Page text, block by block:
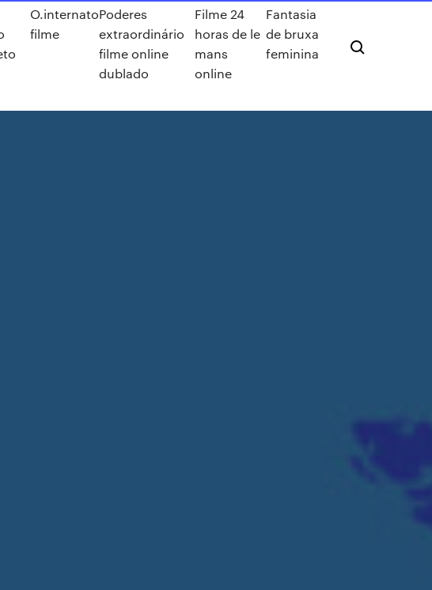
O.internato
filme
Poderes
extraordinário
filme online
dublado
Filme 24
horas de le
mans
online
Fantasia
de bruxa
feminina